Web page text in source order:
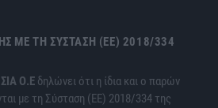
ΜΕ ΤΗ ΣΎΣΤΑΣΗ (ΕΕ) 2018/334
Ο.Ε δηλώνει ότι η ίδια και ο παρών
με τη Σύσταση (ΕΕ) 2018/334 της